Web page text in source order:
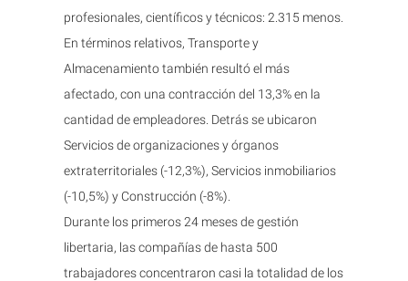
profesionales, científicos y técnicos: 2.315 menos.
En términos relativos, Transporte y
Almacenamiento también resultó el más
afectado, con una contracción del 13,3% en la
cantidad de empleadores. Detrás se ubicaron
Servicios de organizaciones y órganos
extraterritoriales (-12,3%), Servicios inmobiliarios
(-10,5%) y Construcción (-8%).
Durante los primeros 24 meses de gestión
libertaria, las compañías de hasta 500
trabajadores concentraron casi la totalidad de los